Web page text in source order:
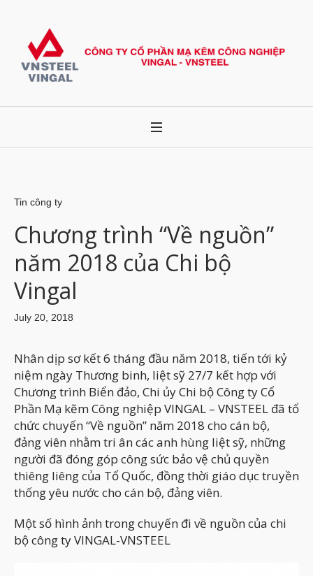
Tin công ty
Chương trình “Về nguồn”
năm 2018 của Chi bộ
Vingal
July 20, 2018
Nhân dịp sơ kết 6 tháng đầu năm 2018, tiến tới kỷ
niệm ngày Thương binh, liệt sỹ 27/7 kết hợp với
Chương trình Biển đảo, Chi ủy Chi bộ Công ty Cổ
Phần Mạ kẽm Công nghiệp VINGAL – VNSTEEL đã tổ
chức chuyến “Về nguồn” năm 2018 cho cán bộ,
đảng viên nhằm tri ân các anh hùng liệt sỹ, những
người đã đóng góp công sức bảo vệ chủ quyền
thiêng liêng của Tổ Quốc, đồng thời giáo dục truyền
thống yêu nước cho cán bộ, đảng viên.
Một số hình ảnh trong chuyến đi về nguồn của chi
bộ công ty VINGAL-VNSTEEL